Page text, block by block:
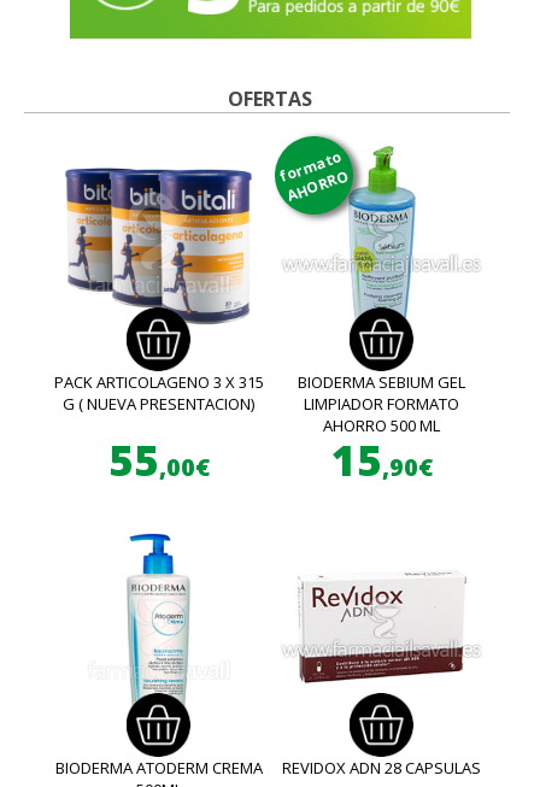
OFERTAS
PACK ARTICOLAGENO 3 X 315
G ( NUEVA PRESENTACION)
55,00€
formato
AHORRO
BIODERMA SEBIUM GEL
LIMPIADOR FORMATO
AHORRO 500 ML
15,90€
BIODERMA ATODERM CREMA
REVIDOX ADN 28 CAPSULAS